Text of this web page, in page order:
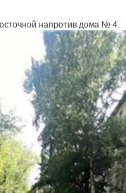
напротив дома № 4.